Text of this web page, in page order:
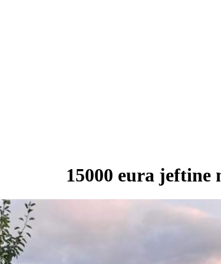
15000 eura jeftine